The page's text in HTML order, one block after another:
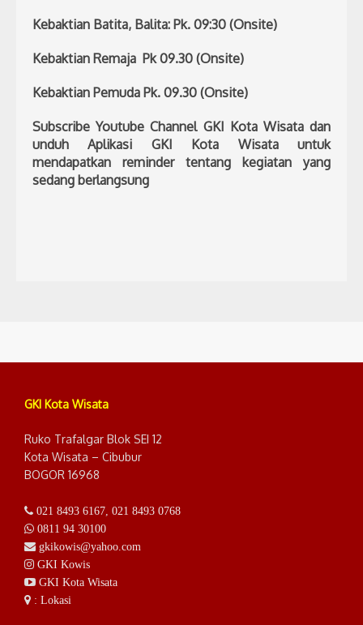
Kebaktian Batita, Balita: Pk. 09:30 (Onsite)
Kebaktian Remaja Pk 09.30 (Onsite)
Kebaktian Pemuda Pk. 09.30 (Onsite)
Subscribe Youtube Channel GKI Kota Wisata dan
unduh Aplikasi GKI Kota Wisata untuk
mendapatkan reminder tentang kegiatan yang
sedang berlangsung
GKI Kota Wisata
Ruko Trafalgar Blok SEI 12
Kota Wisata – Cibubur
BOGOR 16968
021 8493 6167 021 8493 0768
0811 94 30100
gkikowis@yahoo.com
GKI Kowis
GKI Kota Wisata
: Lokasi